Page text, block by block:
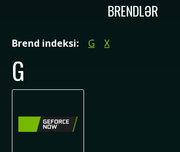
BRENDLƏR
Brend indeksi: G X
G